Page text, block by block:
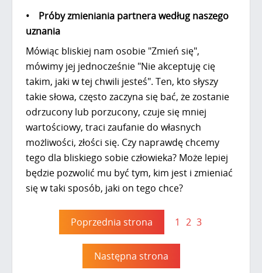
• Próby zmieniania partnera według naszego
uznania
Mówiąc bliskiej nam osobie "Zmień się",
mówimy jej jednocześnie "Nie akceptuję cię
takim, jaki w tej chwili jesteś". Ten, kto słyszy
takie słowa, często zaczyna się bać, że zostanie
odrzucony lub porzucony, czuje się mniej
wartościowy, traci zaufanie do własnych
możliwości, złości się. Czy naprawdę chcemy
tego dla bliskiego sobie człowieka? Może lepiej
będzie pozwolić mu być tym, kim jest i zmieniać
się w taki sposób, jaki on tego chce?
Poprzednia strona 1 2 3
Następna strona